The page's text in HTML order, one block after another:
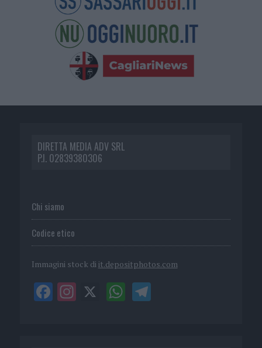
DIRETTA MEDIA ADV SRL
P.I. 02839380306
Chi siamo
Codice etico
Immagini stock di it.depositphotos.com